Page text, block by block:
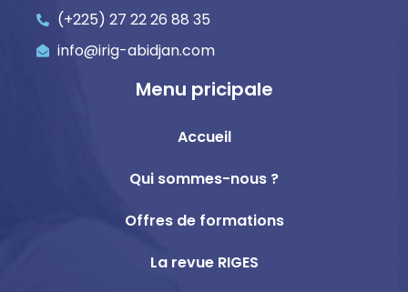
(+225) 27 22 26 88 35
info@irig-abidjan.com
Menu pricipale
Accueil
Qui sommes-nous ?
Offres de formations
La revue RIGES